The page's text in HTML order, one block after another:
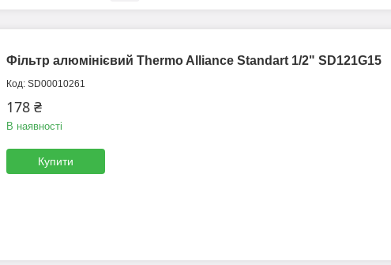
Фільтр алюмінієвий Thermo Alliance Standart 1/2" SD121G15
SD00010261
178 ₴
В наявності
Купити